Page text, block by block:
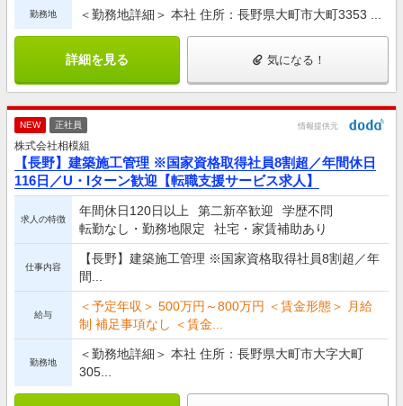
勤務地 ＜勤務地詳細＞ 本社 住所：長野県大町市大町3353 ...
詳細を見る 気になる！
NEW 正社員 情報提供元
株式会社相模組
【長野】建築施工管理 ※国家資格取得社員8割超／年間休日
116日／U・Iターン歓迎【転職支援サービス求人】
求人の特徴
年間休日120日以上 第二新卒歓迎
学歴不問
転勤なし・勤務地限定
社宅・家賃補助あり
仕事内容
【長野】建築施工管理 ※国家資格取得社員8割超／年
間...
給与
＜予定年収＞ 500万円～800万円 ＜賃金形態＞ 月給
制 補足事項なし ＜賃金...
勤務地
＜勤務地詳細＞ 本社 住所：長野県大町市大字大町
305...